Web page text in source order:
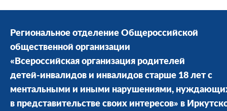
Региональное отделение Общероссийской
общественной организации
«Всероссийская организация родителей
детей-инвалидов и инвалидов старше 18 лет с
ментальными и иными нарушениями,
в представительстве своих интересов» в